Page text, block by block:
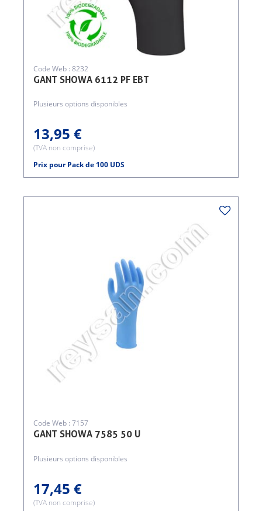
GANT SHOWA 6112 PF EBT
Code Web : 8232
Plusieurs options disponibles
13,95 €
(TVA non comprise)
Prix pour Pack de 100 UDS
GANT SHOWA 7585 50 U
Code Web : 7157
Plusieurs options disponibles
17,45 €
(TVA non comprise)